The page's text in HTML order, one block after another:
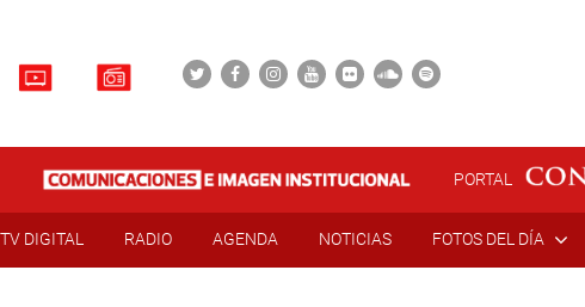
PORTAL
TV DIGITAL RADIO AGENDA NOTICIAS FOTOS DEL DÍA